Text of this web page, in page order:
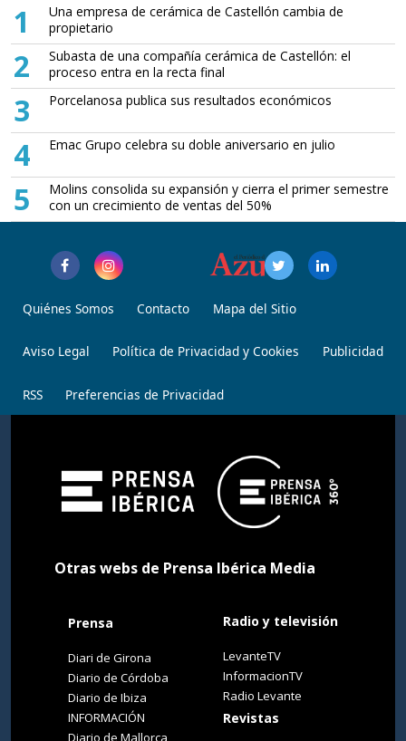
1
Una empresa de cerámica de Castellón cambia de
propietario
2
Subasta de una compañía cerámica de Castellón: el
proceso entra en la recta final
3 Porcelanosa publica sus resultados económicos
4 Emac Grupo celebra su doble aniversario en julio
5
Molins consolida su expansión y cierra el primer semestre
con un crecimiento de ventas del 50%
Quiénes Somos Contacto Mapa del Sitio
Aviso Legal Política de Privacidad y Cookies Publicidad
RSS Preferencias de Privacidad
Otras webs de Prensa Ibérica Media
Prensa
Diari de Girona
Diario de Córdoba
Diario de Ibiza
INFORMACIÓN
Diario de Mallorca
Radio y televisión
LevanteTV
InformacionTV
Radio Levante
Revistas